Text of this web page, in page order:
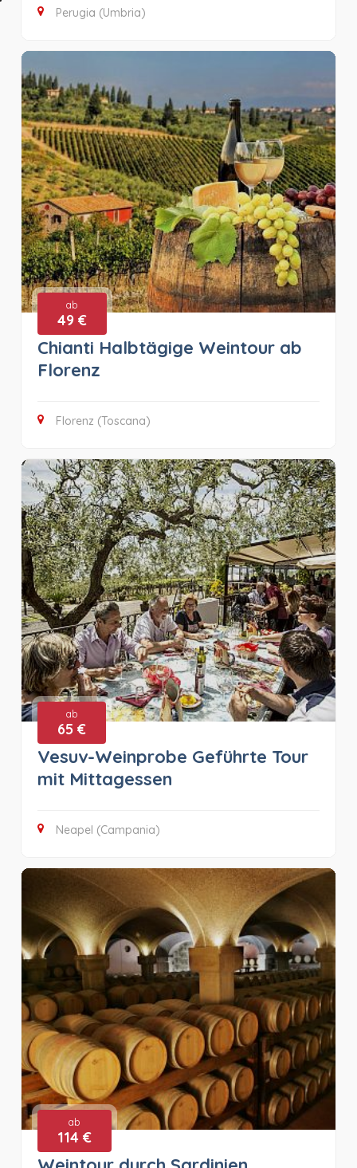
Perugia (Umbria)
ab
49 €
Chianti Halbtägige Weintour ab
Florenz
Florenz (Toscana)
ab
65 €
Vesuv-Weinprobe Geführte Tour
mit Mittagessen
Neapel (Campania)
ab
114 €